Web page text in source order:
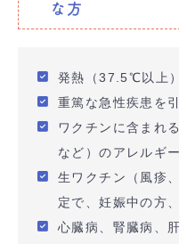
な方
発熱（37.5℃以上
重篤な急性疾患を
ワクチンに含まれ
など）のアレルギ
生ワクチン（風疹
定で、妊娠中の方
心臓病、腎臓病、